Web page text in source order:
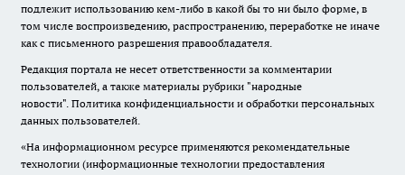
подлежит использованию кем-либо в какой бы то ни было форме, в
том числе воспроизведению, распространению, переработке не иначе
как с письменного разрешения правообладателя.
Редакция портала не несет ответственности за комментарии
пользователей, а также материалы рубрики "народные
новости". Политика конфиденциальности и обработки персональных
данных пользователей.
«На информационном ресурсе применяются рекомендательные
технологии (информационные технологии предоставления